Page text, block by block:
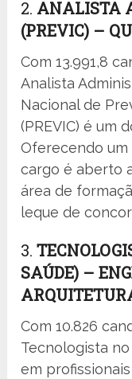
2. ANALISTA
(PREVIC) –
Com 13.991,8
Analista
Nacional de
(PREVIC) é um
Oferecendo um
cargo é aberto
área de
leque de
3.
SAÚDE) –
Com 10.826
Tecnologista
em